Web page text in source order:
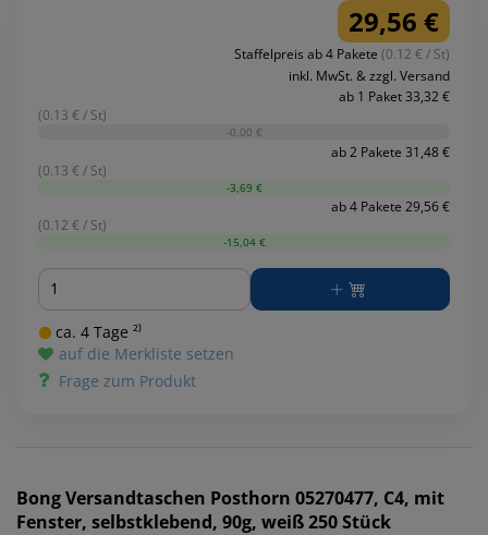
29,56 €
Staffelpreis ab 4 Pakete (0.12 € / St)
inkl. MwSt. & zzgl. Versand
ab 1 Paket 33,32 €
(0.13 € / St)
-0,00 €
ab 2 Pakete 31,48 €
(0.13 € / St)
-3,69 €
ab 4 Pakete 29,56 €
(0.12 € / St)
-15,04 €
Menge
ca. 4 Tage ²⁾
auf die Merkliste setzen
Frage zum Produkt
BongVersandtaschen Posthorn 05270477, C4, mit
Fenster, selbstklebend, 90g, weiß 250 Stück